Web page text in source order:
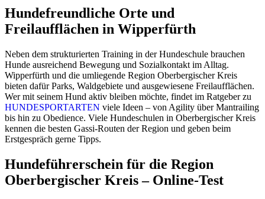
Hundefreundliche Orte und
Freilaufflächen in Wipperfürth
Neben dem strukturierten Training in der Hundeschule brauchen
Hunde ausreichend Bewegung und Sozialkontakt im Alltag.
Wipperfürth und die umliegende Region Oberbergischer Kreis
bieten dafür Parks, Waldgebiete und ausgewiesene Freilaufflächen.
Wer mit seinem Hund aktiv bleiben möchte, findet im Ratgeber zu
HUNDESPORTARTEN viele Ideen – von Agility über Mantrailing
bis hin zu Obedience. Viele Hundeschulen in Oberbergischer Kreis
kennen die besten Gassi-Routen der Region und geben beim
Erstgespräch gerne Tipps.
Hundeführerschein für die Region
Oberbergischer Kreis – Online-Test